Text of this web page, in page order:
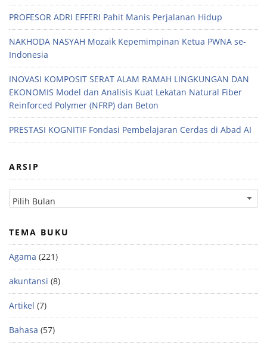
PROFESOR ADRI EFFERI Pahit Manis Perjalanan Hidup
NAKHODA NASYAH Mozaik Kepemimpinan Ketua PWNA se-
Indonesia
INOVASI KOMPOSIT SERAT ALAM RAMAH LINGKUNGAN DAN
EKONOMIS Model dan Analisis Kuat Lekatan Natural Fiber
Reinforced Polymer (NFRP) dan Beton
PRESTASI KOGNITIF Fondasi Pembelajaran Cerdas di Abad AI
ARSIP
TEMA BUKU
Agama (221)
akuntansi (8)
Artikel (7)
Bahasa (57)